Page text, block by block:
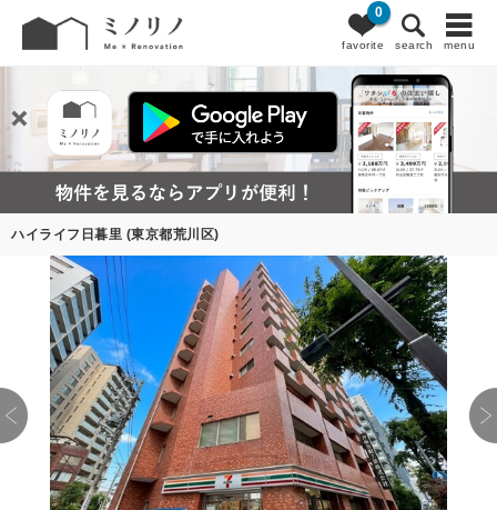
favorite
0
search menu
ハイライフ日暮里 (東京都荒川区)